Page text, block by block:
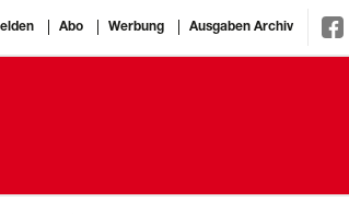
Abo Werbung Ausgaben Archiv